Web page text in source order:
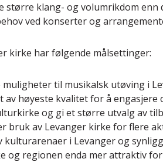
større klang- og volumrikdom
ved konserter og
kirke har følgende målsettinger:
til musikalsk utøving i
av høyeste kvalitet for å
og gi et større utvalg av
bruk av Levanger kirke for flere
kulturarenaer i Levanger og
og regionen enda mer attraktiv